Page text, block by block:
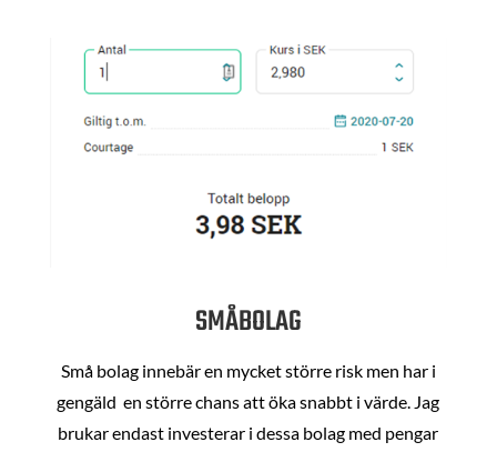
SMÅBOLAG
Små bolag innebär en mycket större risk men har i
gengäld en större chans att öka snabbt i värde. Jag
brukar endast investerar i dessa bolag med pengar